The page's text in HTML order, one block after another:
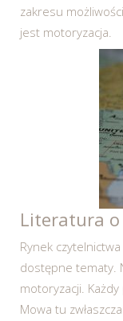
zakresu
jest motoryzacja.
Literatura
Rynek
dostępne tematy.
motoryzacji.
Mowa tu